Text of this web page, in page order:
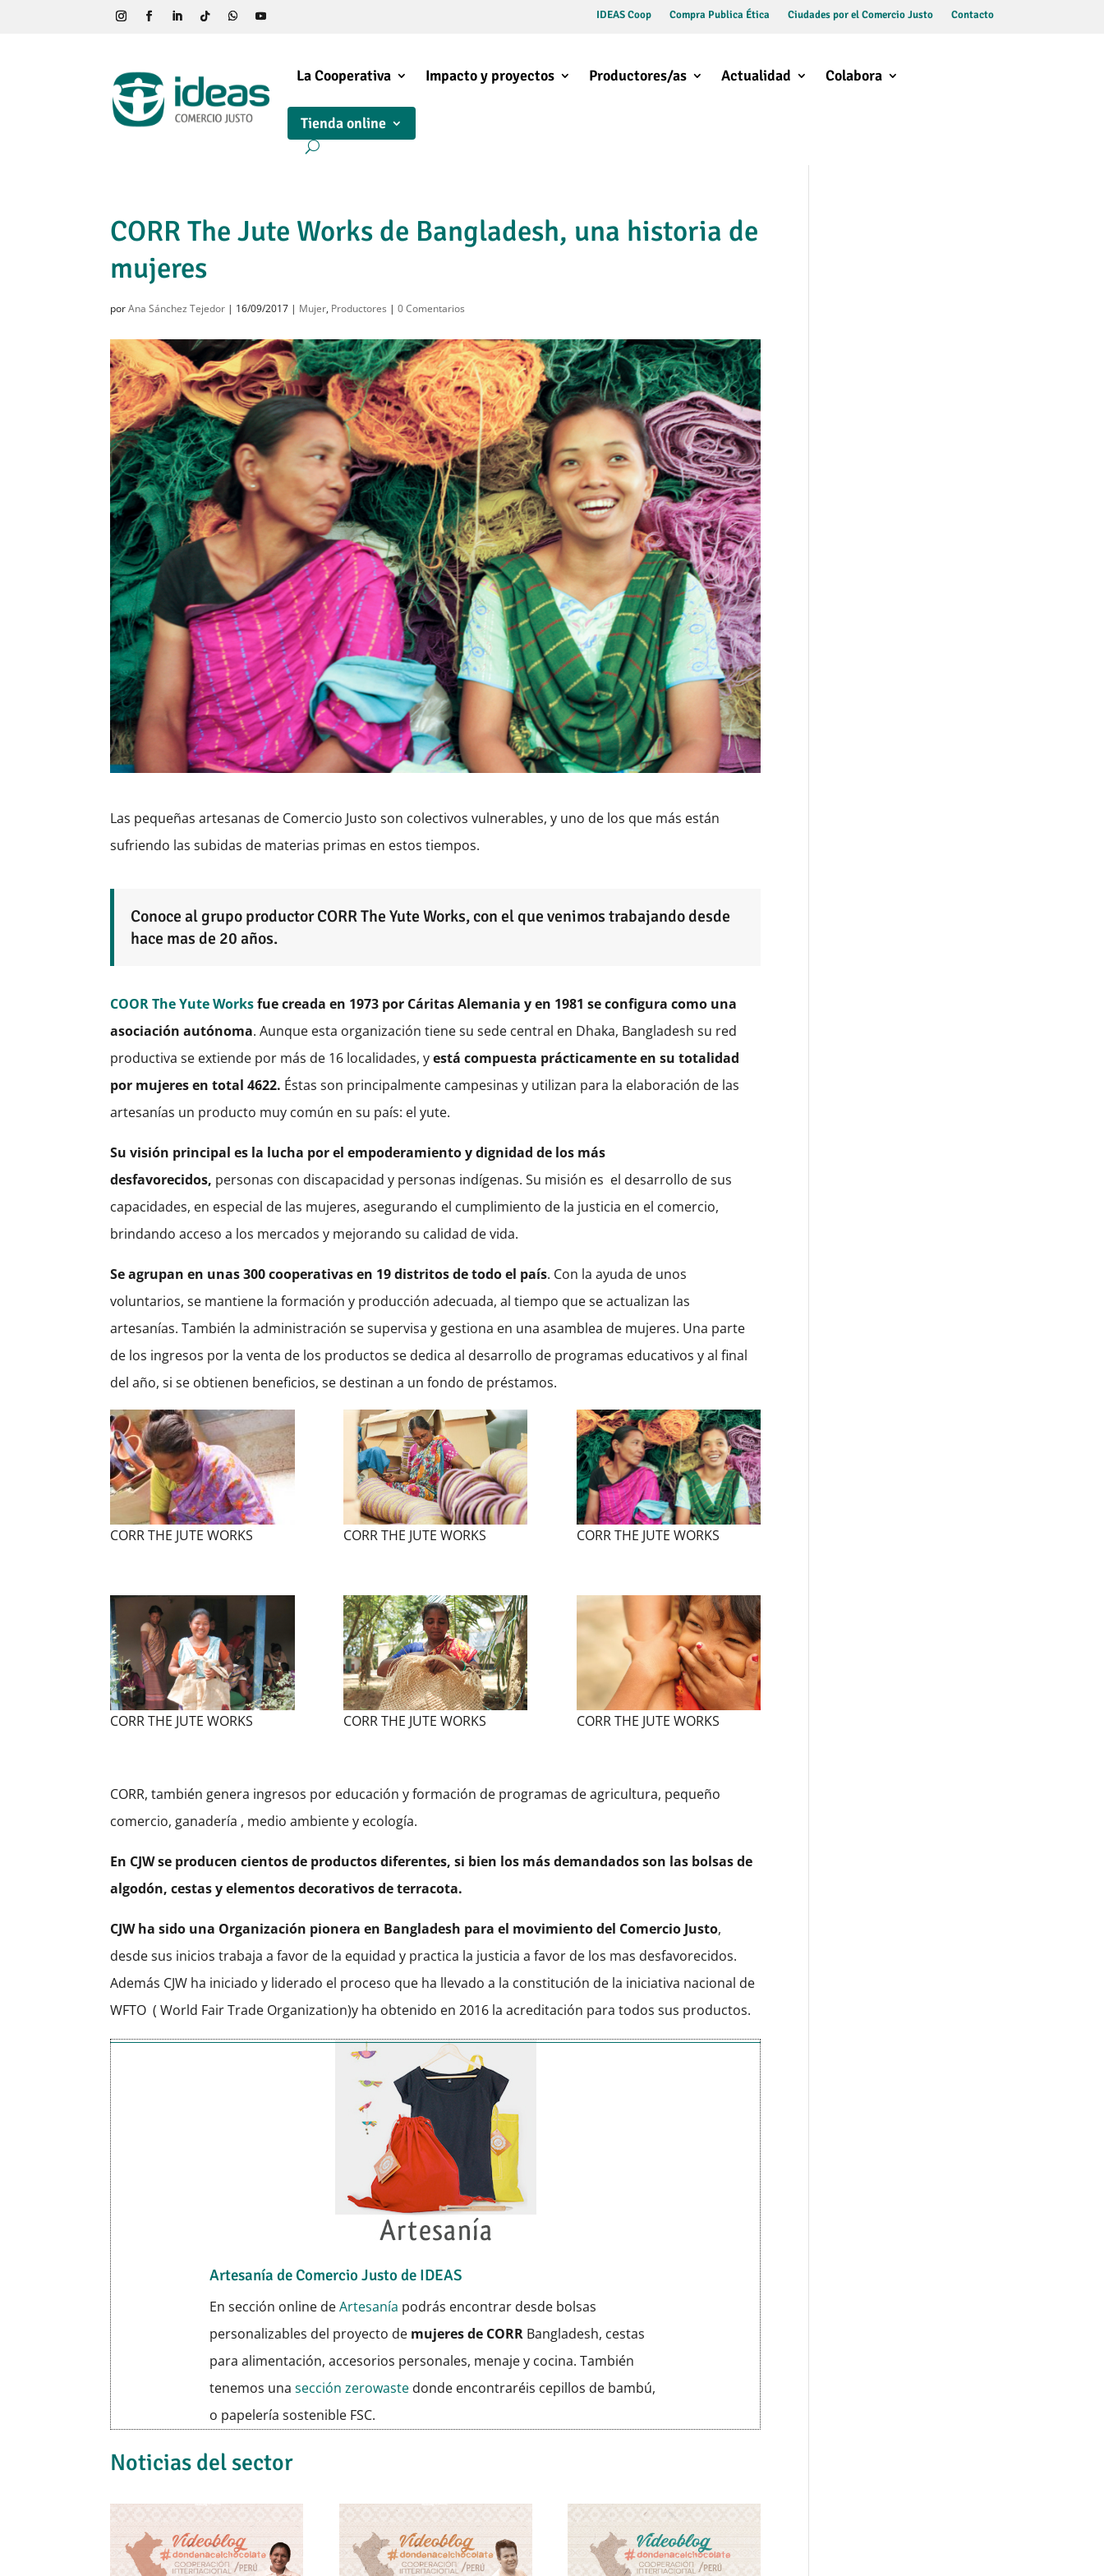
IDEAS Coop Compra Publica Ética Ciudades por el Comercio Justo Contacto
La Cooperativa Impacto y proyectos Productores/as Actualidad Colabora
Tienda online
CORR The Jute Works de Bangladesh, una historia de
mujeres
porAna Sánchez Tejedor | 16/09/2017 | Mujer, Productores |0 Comentarios
Las pequeñas artesanas de Comercio Justo son colectivos vulnerables, y uno de los que más están
sufriendo las subidas de materias primas en estos tiempos.
Conoce al grupo productor CORR The Yute Works, con el que venimos trabajando desde
hace mas de 20 años.
COOR The Yute Worksfue creada en 1973 por Cáritas Alemania y en 1981 se configura como una
asociación autónoma. Aunque esta organización tiene su sede central en Dhaka, Bangladesh su red
productiva se extiende por más de 16 localidades, yestá compuesta prácticamente en su totalidad
por mujeres en total 4622. Éstas son principalmente campesinas y utilizan para la elaboración de las
artesanías un producto muy común en su país: el yute.
Su visión principal es la lucha por el empoderamiento y dignidad de los más
desfavorecidos, personas con discapacidad y personas indígenas. Su misión es el desarrollo de sus
capacidades, en especial de las mujeres, asegurando el cumplimiento de la justicia en el comercio,
brindando acceso a los mercados y mejorando su calidad de vida.
Se agrupan en unas 300 cooperativas en 19 distritos de todo el país. Con la ayuda de unos
voluntarios, se mantiene la formación y producción adecuada, al tiempo que se actualizan las
artesanías. También la administración se supervisa y gestiona en una asamblea de mujeres. Una parte
de los ingresos por la venta de los productos se dedica al desarrollo de programas educativos y al final
del año, si se obtienen beneficios, se destinan a un fondo de préstamos.
CORR THE JUTE WORKS CORR THE JUTE WORKS CORR THE JUTE WORKS
CORR THE JUTE WORKS CORR THE JUTE WORKS CORR THE JUTE WORKS
CORR, también genera ingresos por educación y formación de programas de agricultura, pequeño
comercio, ganadería , medio ambiente y ecología.
En CJW se producen cientos de productos diferentes, si bien los más demandados son las bolsas de
algodón, cestas y elementos decorativos de terracota.
CJW ha sido una Organización pionera en Bangladesh para el movimiento del Comercio Justo,
desde sus inicios trabaja a favor de la equidad y practica la justicia a favor de los mas desfavorecidos.
Además CJW ha iniciado y liderado el proceso que ha llevado a la constitución de la iniciativa nacional de
WFTO ( World Fair Trade Organization)y ha obtenido en 2016 la acreditación para todos sus productos.
Artesanía de Comercio Justo de IDEAS
En sección online deArtesanía podrás encontrar desde bolsas
personalizables del proyecto de mujeres de CORR Bangladesh, cestas
para alimentación, accesorios personales, menaje y cocina. También
tenemos unasección zerowaste donde encontraréis cepillos de bambú,
o papelería sostenible FSC.
Noticias del sector